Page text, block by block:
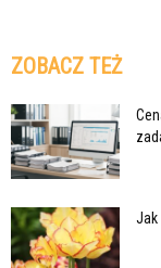
ZOBACZ TEŻ
Jak